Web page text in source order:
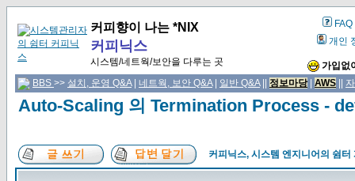
커피향이 나는 *NIX
커피닉스
시스템/네트웍/보안을 다루는 곳
FAQ
개인
가입없
BBS >> 설치, 운영 Q&A| 네트웍, 보안 Q&A| 일반 Q&A|| 정보마당| AWS
Auto-Scaling 의 Termination Process -
커피닉스, 시스템 엔지니어의 쉼터